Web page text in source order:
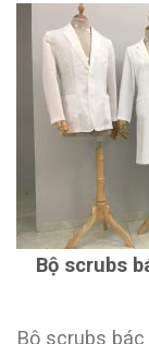
Bộ scrubs
Bộ scrubs